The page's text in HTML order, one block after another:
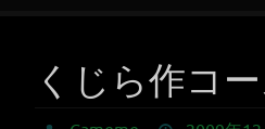
くじら作コ